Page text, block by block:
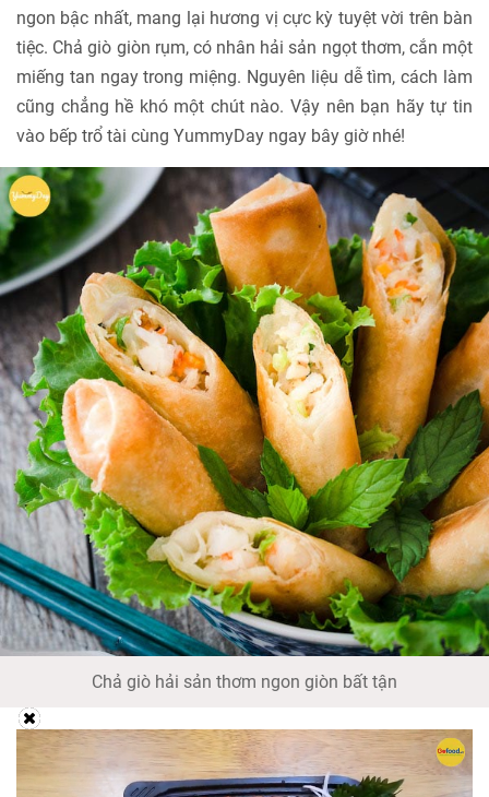
ngon bậc nhất, mang lại hương vị cực kỳ tuyệt vời trên bàn
tiệc. Chả giò giòn rụm, có nhân hải sản ngọt thơm, cắn một
miếng tan ngay trong miệng. Nguyên liệu dễ tìm, cách làm
cũng chẳng hề khó một chút nào. Vậy nên bạn hãy tự tin
vào bếp trổ tài cùng YummyDay ngay bây giờ nhé!
Chả giò hải sản thơm ngon giòn bất tận